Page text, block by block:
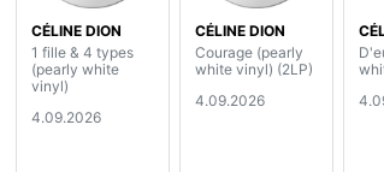
CÉLINE DION
1 fille & 4 types
(pearly white
vinyl)
4.09.2026
CÉLINE DION
Courage (pearly
white vinyl) (2LP)
4.09.2026